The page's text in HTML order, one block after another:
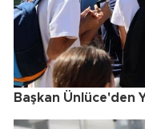
Başkan Ünlüce'den